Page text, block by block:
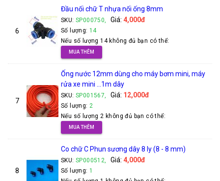
6
Đầu nối chữ T nhựa nối ống 8mm
SKU: SP000750, Giá: 4,000đ
Số lượng: 14
Nếu số lượng 14 không đủ bạn có thể:
MUA THÊM
7
Ống nước 12mm dùng cho máy bơm mini, máy
rửa xe mini ...1m dây
SKU: SP001567, Giá: 12,000đ
Số lượng: 2
Nếu số lượng 2 không đủ bạn có thể:
MUA THÊM
8
Co chữ C Phun sương dây 8 ly (8 - 8 mm)
SKU: SP000512, Giá: 4,000đ
Số lượng: 1